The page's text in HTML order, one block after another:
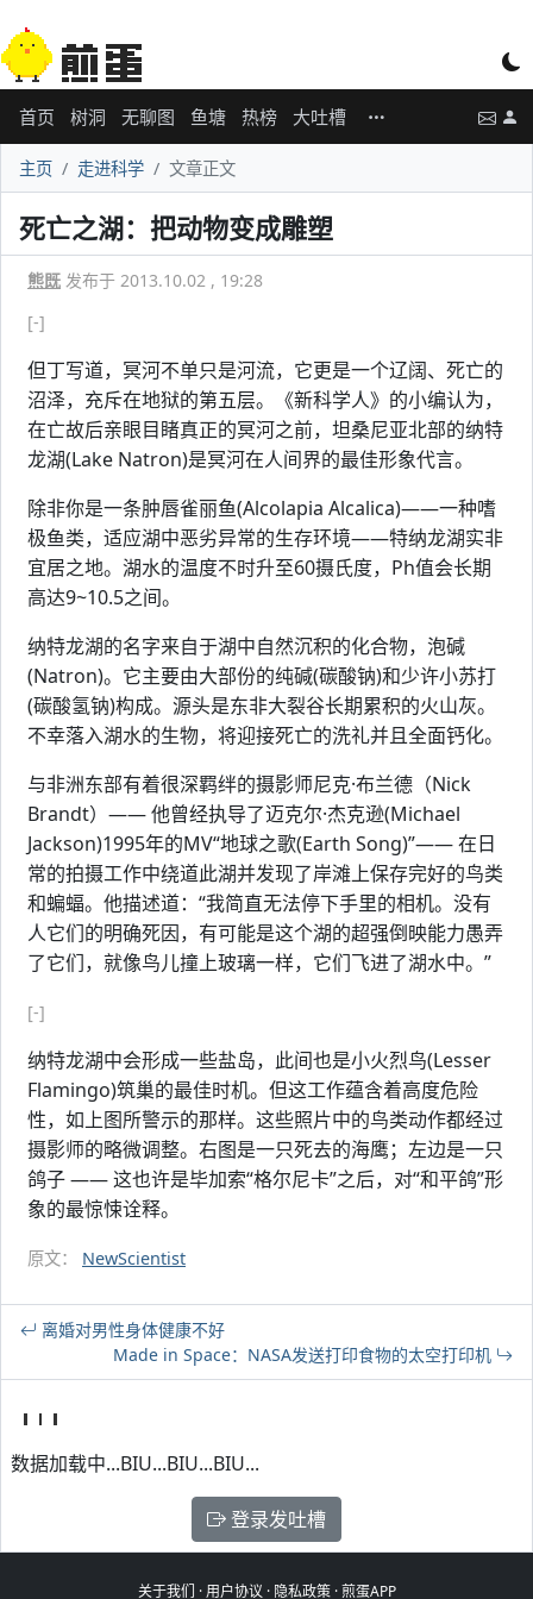
首页 树洞 无聊图 鱼塘 热榜 大吐槽
主页 走进科学 文章正文
死亡之湖：把动物变成雕塑
熊既 发布于 2013.10.02 , 19:28
[-]
但丁写道，冥河不单只是河流，它更是一个辽阔、死亡的
沼泽，充斥在地狱的第五层。《新科学人》的小编认为，
在亡故后亲眼目睹真正的冥河之前，坦桑尼亚北部的纳特
龙湖(Lake Natron)是冥河在人间界的最佳形象代言。
除非你是一条肿唇雀丽鱼(Alcolapia Alcalica)——一种嗜
极鱼类，适应湖中恶劣异常的生存环境——特纳龙湖实非
宜居之地。湖水的温度不时升至60摄氏度，Ph值会长期
高达9~10.5之间。
纳特龙湖的名字来自于湖中自然沉积的化合物，泡碱
(Natron)。它主要由大部份的纯碱(碳酸钠)和少许小苏打
(碳酸氢钠)构成。源头是东非大裂谷长期累积的火山灰。
不幸落入湖水的生物，将迎接死亡的洗礼并且全面钙化。
与非洲东部有着很深羁绊的摄影师尼克·布兰德（Nick
Brandt）—— 他曾经执导了迈克尔·杰克逊(Michael
Jackson)1995年的MV“地球之歌(Earth Song)”—— 在日
常的拍摄工作中绕道此湖并发现了岸滩上保存完好的鸟类
和蝙蝠。他描述道：“我简直无法停下手里的相机。没有
人它们的明确死因，有可能是这个湖的超强倒映能力愚弄
了它们，就像鸟儿撞上玻璃一样，它们飞进了湖水中。”
[-]
纳特龙湖中会形成一些盐岛，此间也是小火烈鸟(Lesser
Flamingo)筑巢的最佳时机。但这工作蕴含着高度危险
性，如上图所警示的那样。这些照片中的鸟类动作都经过
摄影师的略微调整。右图是一只死去的海鹰；左边是一只
鸽子 —— 这也许是毕加索“格尔尼卡”之后，对“和平鸽”形
象的最惊悚诠释。
原文： NewScientist
离婚对男性身体健康不好
Made in Space：NASA发送打印食物的太空打印机
数据加载中...BIU...BIU...BIU...
登录发吐槽
关于我们 ·用户协议 · 隐私政策·煎蛋APP